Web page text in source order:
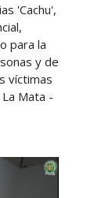
'Cachu',
para la
y de
víctimas
Mata -